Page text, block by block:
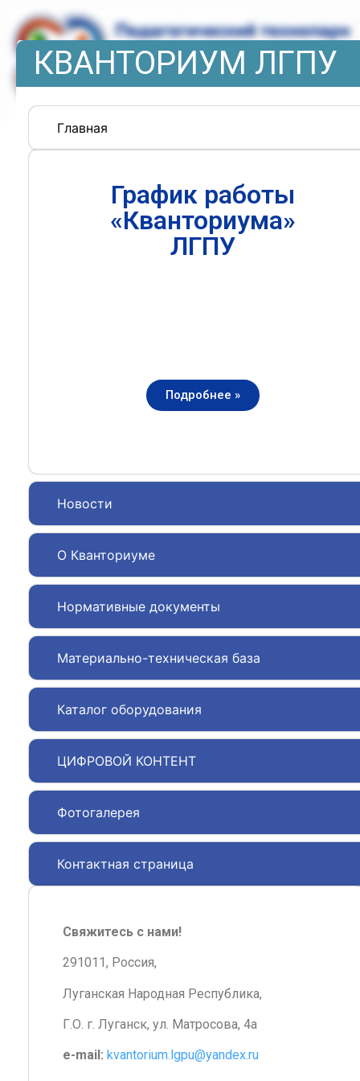
КВАНТОРИУМ ЛГПУ
Главная
Новости
О Кванториуме
Нормативные документы
Материально-техническая база
Каталог оборудования
ЦИФРОВОЙ КОНТЕНТ
Фотогалерея
Контактная страница
График работы
«Кванториума»
ЛГПУ
Подробнее »
Свяжитесь с нами!
291011, Россия,
Луганская Народная Республика,
Г.О. г. Луганск, ул. Матросова, 4а
e-mail: kvantorium.lgpu@yandex.ru